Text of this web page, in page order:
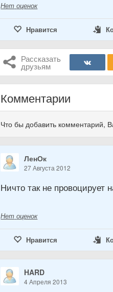
Нет оценок
Нравится
Рассказать
друзьям
Комментарии
Что бы добавить комментарий,
ЛенОк
27 Августа 2012
Ничто так не провоцирует
Нет оценок
Нравится
HARD
4 Апреля 2013